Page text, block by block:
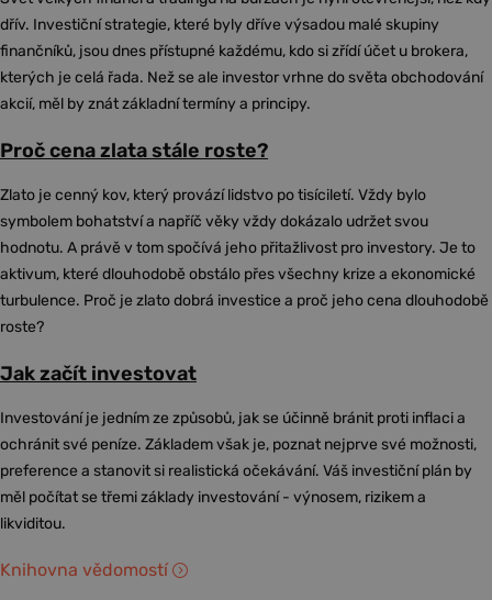
dřív. Investiční strategie, které byly dříve výsadou malé skupiny
finančníků, jsou dnes přístupné každému, kdo si zřídí účet u brokera,
kterých je celá řada. Než se ale investor vrhne do světa obchodování
akcií, měl by znát základní termíny a principy.
Proč cena zlata stále roste?
Zlato je cenný kov, který provází lidstvo po tisíciletí. Vždy bylo
symbolem bohatství a napříč věky vždy dokázalo udržet svou
hodnotu. A právě v tom spočívá jeho přitažlivost pro investory. Je to
aktivum, které dlouhodobě obstálo přes všechny krize a ekonomické
turbulence. Proč je zlato dobrá investice a proč jeho cena dlouhodobě
roste?
Jak začít investovat
Investování je jedním ze způsobů, jak se účinně bránit proti inflaci a
ochránit své peníze. Základem však je, poznat nejprve své možnosti,
preference a stanovit si realistická očekávání. Váš investiční plán by
měl počítat se třemi základy investování - výnosem, rizikem a
likviditou.
Knihovna vědomostí